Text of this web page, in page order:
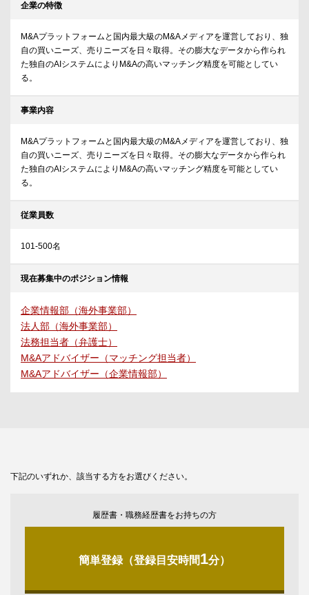
企業の特徴
M&Aプラットフォームと国内最大級のM&Aメディアを運営しており、独
自の買いニーズ、売りニーズを日々取得。その膨大なデータから作られ
た独自のAIシステムによりM&Aの高いマッチング精度を可能としてい
る。
事業内容
M&Aプラットフォームと国内最大級のM&Aメディアを運営しており、独
自の買いニーズ、売りニーズを日々取得。その膨大なデータから作られ
た独自のAIシステムによりM&Aの高いマッチング精度を可能としてい
る。
従業員数
101-500名
現在募集中のポジション情報
企業情報部（海外事業部）
法人部（海外事業部）
法務担当者（弁護士）
M&Aアドバイザー（マッチング担当者）
M&Aアドバイザー（企業情報部）
下記のいずれか、該当する方をお選びください。
履歴書・職務経歴書をお持ちの方
簡単登録（登録目安時間1分）